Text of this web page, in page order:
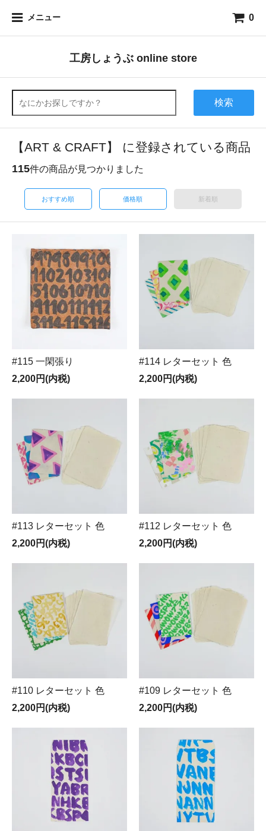
メニュー 0
工房しょうぶ online store
検索
【ART & CRAFT】 に登録されている商品
115件の商品が見つかりました
おすすめ順 価格順 新着順
#115 一閑張り
2,200円(内税)
#114 レターセット 色
2,200円(内税)
#113 レターセット 色
2,200円(内税)
#112 レターセット 色
2,200円(内税)
#110 レターセット 色
2,200円(内税)
#109 レターセット 色
2,200円(内税)